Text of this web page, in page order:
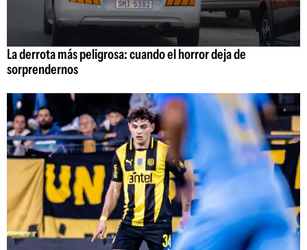
La derrota más peligrosa: cuando el horror deja de
sorprendernos